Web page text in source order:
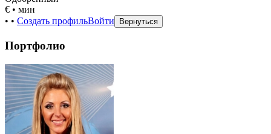
€ • мин
• • Создать профильВойти Вернуться
Портфолио